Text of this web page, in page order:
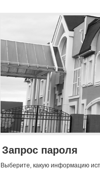
Запрос пароля
Выберите, какую информацию